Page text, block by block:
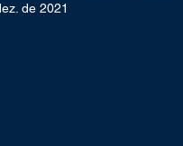
de 2021